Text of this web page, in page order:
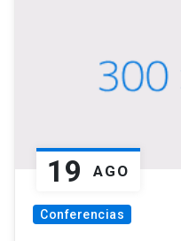
19 AGO
Conferencias